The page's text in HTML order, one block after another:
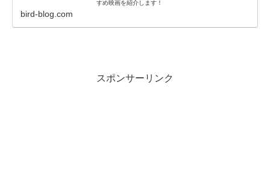
すめ映画を紹介します！
bird-blog.com
スポンサーリンク